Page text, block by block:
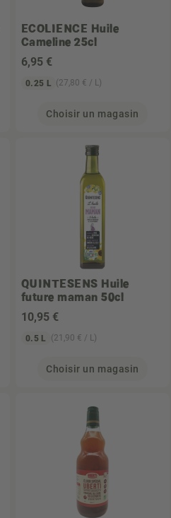
ECOLIENCE Huile
Cameline 25cl
6,95 €
0.25 L (27,80 € / L)
Choisir un magasin
QUINTESENS Huile
future maman 50cl
10,95 €
0.5 L (21,90 € / L)
Choisir un magasin